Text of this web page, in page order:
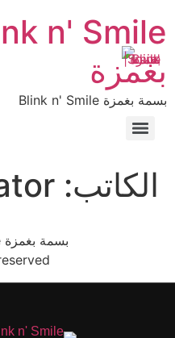
بغمزة
بسمة بغمزة Blink n' Smile
الكاتب:
بسمة بغمزة Blink n' Smile